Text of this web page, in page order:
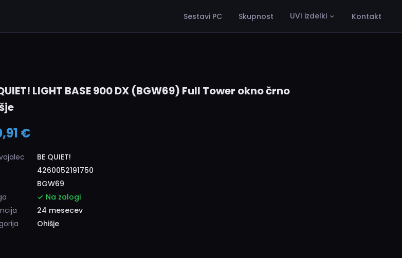
Sestavi PC Skupnost UVI izdelki Kontakt
LIGHT BASE 900 DX (BGW69) Full Tower okno črno
€
BE QUIET!
4260052191750
BGW69
Na zalogi
24 mesecev
Ohišje